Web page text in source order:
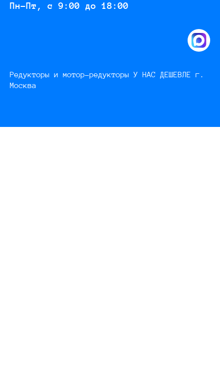
Пн-Пт, с 9:00 до 18:00
Редукторы и мотор-редукторы У НАС ДЕШЕВЛЕ г.
Москва